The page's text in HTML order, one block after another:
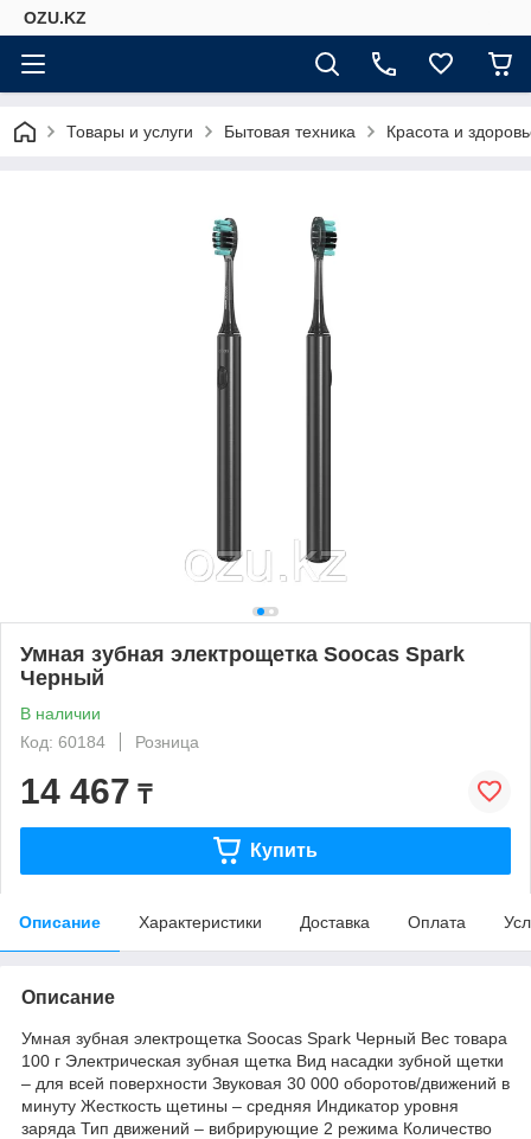
OZU.KZ
Товары и услуги Бытовая техника Красота и
Умная зубная электрощетка Soocas Spark
Черный
В наличии
Код: 60184
Розница
14 467 ₸
Купить
Описание Характеристики Доставка Оплата
Описание
Умная зубная электрощетка Soocas Spark Черный Вес товара
100 г Электрическая зубная щетка Вид насадки зубной щетки
– для всей поверхности Звуковая 30 000 оборотов/движений в
минуту Жесткость щетины – средняя Индикатор уровня
заряда Тип движений – вибрирующие 2 режима Количество